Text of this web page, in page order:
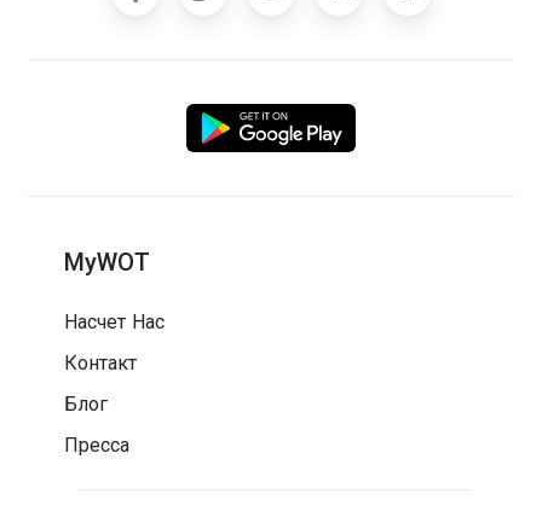
MyWOT
Насчет Нас
Контакт
Блог
Пресса